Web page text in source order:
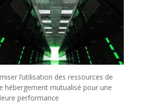
l’utilisation des ressources de
hébergement mutualisé pour une
performance